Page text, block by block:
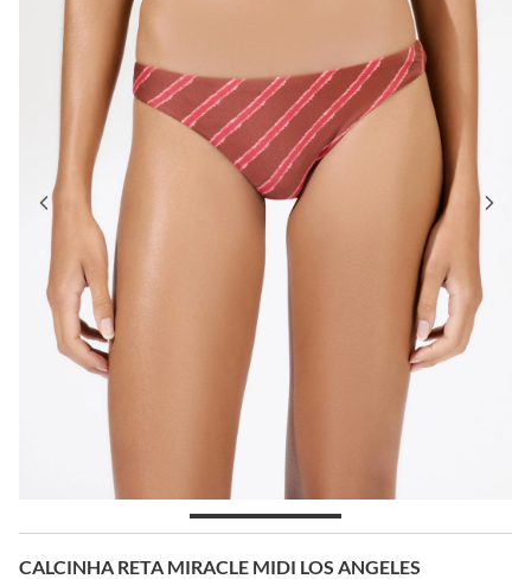
CALCINHA RETA MIRACLE MIDI LOS ANGELES